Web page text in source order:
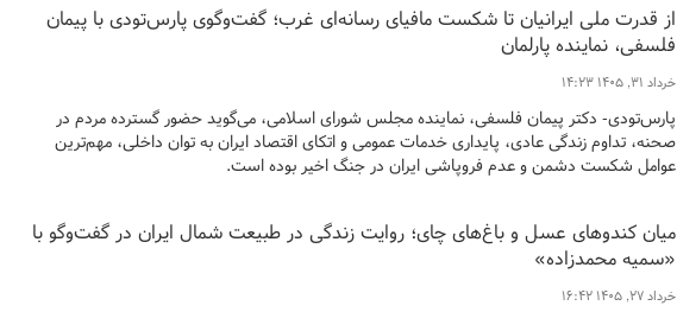
از قدرت ملی ایرانیان تا شکست مافیای رسانه‌ای غرب؛ گفت‌وگوی پارس‌تودی با پیمان
فلسفی، نماینده پارلمان
خرداد ۳۱, ۱۴۰۵ ۱۴:۲۳
پارس‌تودی- دکتر پیمان فلسفی، نماینده مجلس شورای اسلامی، می‌گوید حضور گسترده مردم در
صحنه، تداوم زندگی عادی، پایداری خدمات عمومی و اتکای اقتصاد ایران به توان داخلی، مهم‌ترین
عوامل شکست دشمن و عدم فروپاشی ایران در جنگ اخیر بوده است.
میان کندوهای عسل و باغ‌های چای؛ روایت زندگی در طبیعت شمال ایران در گفت‌وگو با
«سمیه محمدزاده»
خرداد ۲۷, ۱۴۰۵ ۱۶:۴۲